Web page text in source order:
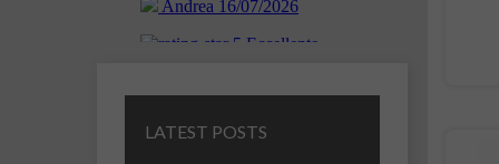
LATEST POSTS